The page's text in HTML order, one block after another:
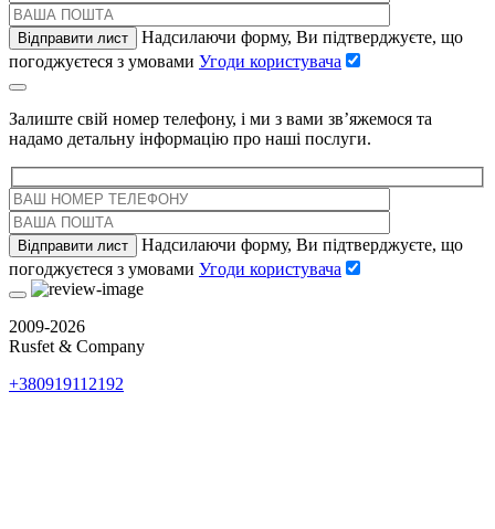
Надсилаючи форму, Ви підтверджуєте, що
погоджуєтеся з умовами Угоди користувача
Залиште свій номер телефону, і ми з вами зв’яжемося та
надамо детальну інформацію про наші послуги.
Надсилаючи форму, Ви підтверджуєте, що
погоджуєтеся з умовами Угоди користувача
2009-2026
Rusfet & Company
+380919112192